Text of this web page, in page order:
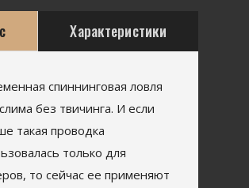
Характеристики
спиннинговая ловля
без твичинга. И если
такая проводка
только для
то сейчас ее применяют